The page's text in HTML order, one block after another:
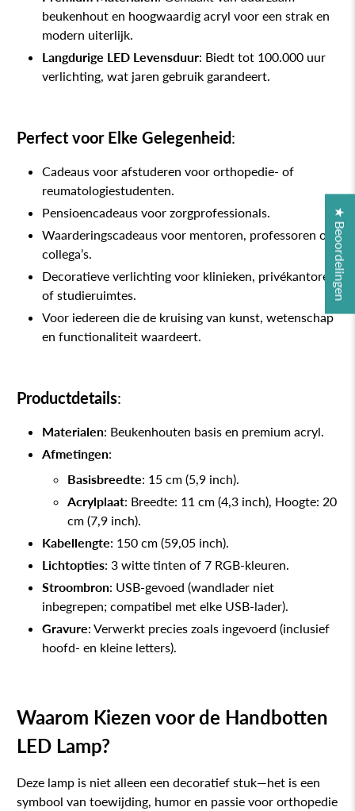
beukenhout en hoogwaardig acryl voor een strak en
modern uiterlijk.
Langdurige LED Levensduur: Biedt tot 100.000 uur
verlichting, wat jaren gebruik garandeert.
Perfect voor Elke Gelegenheid:
Cadeaus voor afstuderen voor orthopedie- of
reumatologiestudenten.
Pensioencadeaus voor zorgprofessionals.
Waarderingscadeaus voor mentoren, professoren of
collega’s.
Decoratieve verlichting voor klinieken, privékantoren
of studieruimtes.
Voor iedereen die de kruising van kunst, wetenschap
en functionaliteit waardeert.
Productdetails:
Materialen: Beukenhouten basis en premium acryl.
Afmetingen:
Basisbreedte: 15 cm (5,9 inch).
Acrylplaat: Breedte: 11 cm (4,3 inch), Hoogte: 20
cm (7,9 inch).
Kabellengte: 150 cm (59,05 inch).
Lichtopties: 3 witte tinten of 7 RGB-kleuren.
Stroombron: USB-gevoed (wandlader niet
inbegrepen; compatibel met elke USB-lader).
Gravure: Verwerkt precies zoals ingevoerd (inclusief
hoofd- en kleine letters).
Waarom Kiezen voor de Handbotten
LED Lamp?
Deze lamp is niet alleen een decoratief stuk—het is een
symbool van toewijding, humor en passie voor orthopedie
★ Beoordelingen